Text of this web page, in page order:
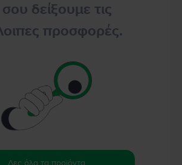
δείξουμε τις
προσφορές.